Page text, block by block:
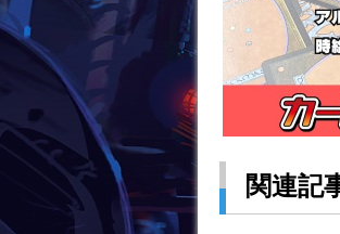
関連記